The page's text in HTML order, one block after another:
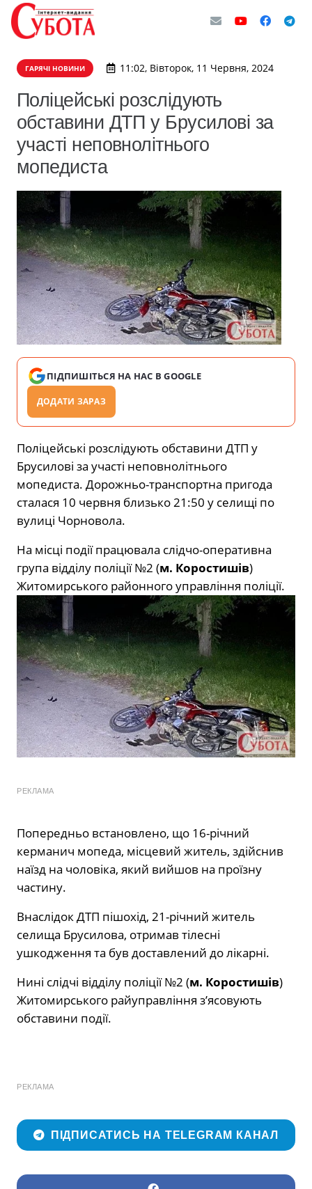
ГАРЯЧІ НОВИНИ 11:02, Вівторок, 11 Червня, 2024
Поліцейські розслідують
обставини ДТП у Брусилові за
участі неповнолітнього
мопедиста
ПІДПИШІТЬСЯ НА НАС В GOOGLE
ДОДАТИ ЗАРАЗ
Поліцейські розслідують обставини ДТП у
Брусилові за участі неповнолітнього
мопедиста. Дорожньо-транспортна пригода
сталася 10 червня близько 21:50 у селищі по
вулиці Чорновола.
На місці події працювала слідчо-оперативна
група відділу поліції №2 (м. Коростишів)
Житомирського районного управління поліції.
РЕКЛАМА
Попередньо встановлено, що 16-річний
керманич мопеда, місцевий житель, здійснив
наїзд на чоловіка, який вийшов на проїзну
частину.
Внаслідок ДТП пішохід, 21-річний житель
селища Брусилова, отримав тілесні
ушкодження та був доставлений до лікарні.
Нині слідчі відділу поліції №2 (м. Коростишів)
Житомирського райуправління з’ясовують
обставини події.
РЕКЛАМА
ПІДПИСАТИСЬ НА TELEGRAM КАНАЛ